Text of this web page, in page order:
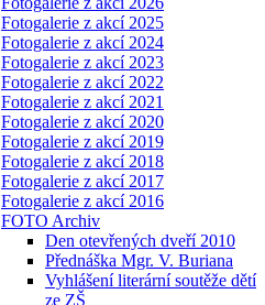
Fotogalerie z akcí 2025
Fotogalerie z akcí 2024
Fotogalerie z akcí 2023
Fotogalerie z akcí 2022
Fotogalerie z akcí 2021
Fotogalerie z akcí 2020
Fotogalerie z akcí 2019
Fotogalerie z akcí 2018
Fotogalerie z akcí 2017
Fotogalerie z akcí 2016
FOTO Archiv
Den otevřených dveří 2010
Přednáška Mgr. V. Buriana
Vyhlášení literární soutěže dětí
ze ZŠ